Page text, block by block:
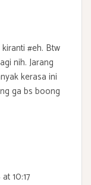
#eh. Btw
nih. Jarang
kerasa ini
ga bs boong
10:17